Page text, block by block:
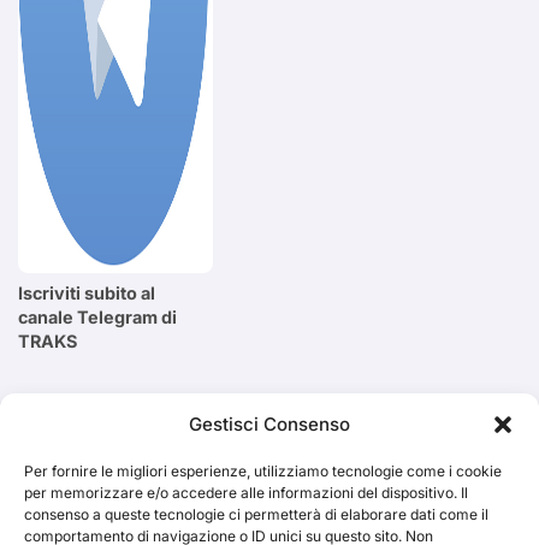
Gestisci Consenso
Per fornire le migliori esperienze, utilizziamo tecnologie come i cookie
per memorizzare e/o accedere alle informazioni del dispositivo. Il
consenso a queste tecnologie ci permetterà di elaborare dati come il
comportamento di navigazione o ID unici su questo sito. Non
Iscriviti subito al
canale Telegram di
TRAKS
Cerca